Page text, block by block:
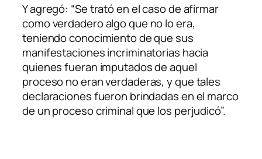
Y agregó: “Se trató en el caso de afirmar
como verdadero algo que no lo era,
teniendo conocimiento de que sus
manifestaciones incriminatorias hacia
quienes fueran imputados de aquel
proceso no eran verdaderas, y que tales
declaraciones fueron brindadas en el marco
de un proceso criminal que los perjudicó”.